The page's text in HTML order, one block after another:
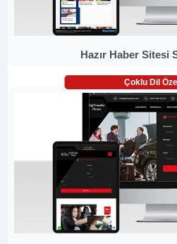
Hazır Haber Sitesi
Çoklu Dil